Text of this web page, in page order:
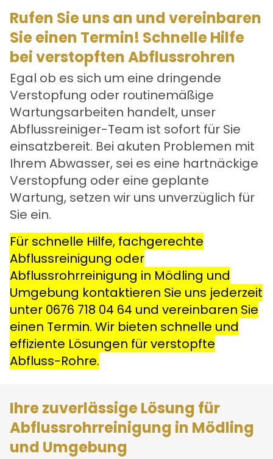
Rufen Sie uns an und vereinbaren
Sie einen Termin! Schnelle Hilfe
bei verstopften Abflussrohren
Egal ob es sich um eine dringende
Verstopfung oder routinemäßige
Wartungsarbeiten handelt, unser
Abflussreiniger-Team ist sofort für Sie
einsatzbereit. Bei akuten Problemen mit
Ihrem Abwasser, sei es eine hartnäckige
Verstopfung oder eine geplante
Wartung, setzen wir uns unverzüglich für
Sie ein.
Für schnelle Hilfe, fachgerechte
Abflussreinigung oder
Abflussrohrreinigung in Mödling und
Umgebung kontaktieren Sie uns jederzeit
unter 0676 718 04 64 und vereinbaren Sie
einen Termin. Wir bieten schnelle und
effiziente Lösungen für verstopfte
Abfluss-Rohre.
Ihre zuverlässige Lösung für
Abflussrohrreinigung in Mödling
und Umgebung